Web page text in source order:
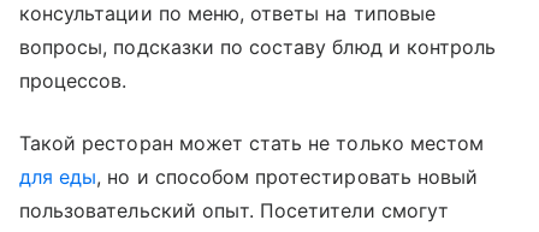
консультации по меню, ответы на типовые
вопросы, подсказки по составу блюд и контроль
процессов.
Такой ресторан может стать не только местом
для еды, но и способом протестировать новый
пользовательский опыт. Посетители смогут